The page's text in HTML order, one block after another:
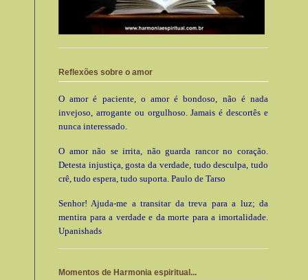
Reflexões sobre o amor
O amor é paciente, o amor é bondoso, não é nada
invejoso, arrogante ou orgulhoso. Jamais é descortês e
nunca interessado.
O amor não se irrita, não guarda rancor no coração.
Detesta injustiça, gosta da verdade, tudo desculpa, tudo
crê, tudo espera, tudo suporta. Paulo de Tarso
Senhor! Ajuda-me a transitar da treva para a luz; da
mentira para a verdade e da morte para a imortalidade.
Upanishads
Momentos de Harmonia espiritual...